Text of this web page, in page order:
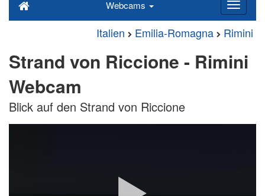
Webcams
Italien Emilia-Romagna Rimini
Strand von Riccione - Rimini
Webcam
Blick auf den Strand von Riccione